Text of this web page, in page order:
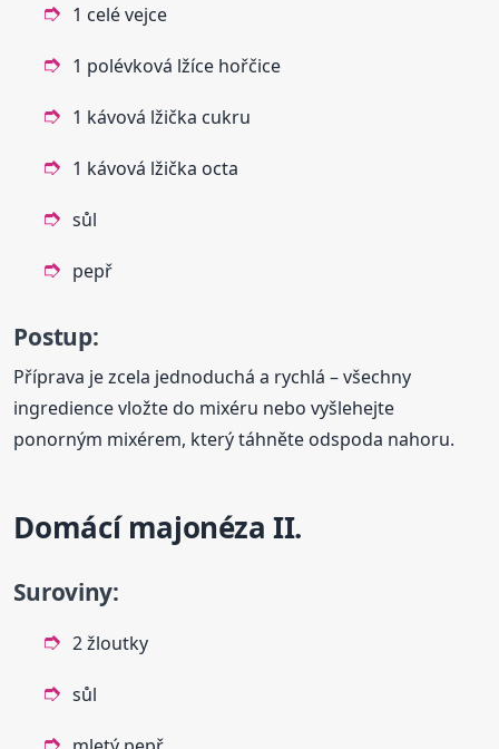
1 celé vejce
1 polévková lžíce hořčice
1 kávová lžička cukru
1 kávová lžička octa
sůl
pepř
Postup:
Příprava je zcela jednoduchá a rychlá – všechny
ingredience vložte do mixéru nebo vyšlehejte
ponorným mixérem, který táhněte odspoda nahoru.
Domácí majonéza II.
Suroviny:
2 žloutky
sůl